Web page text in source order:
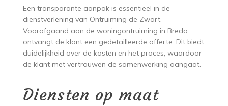
Een transparante aanpak is essentieel in de
dienstverlening van Ontruiming de Zwart.
Voorafgaand aan de woningontruiming in Breda
ontvangt de klant een gedetailleerde offerte. Dit biedt
duidelijkheid over de kosten en het proces, waardoor
de klant met vertrouwen de samenwerking aangaat.
Diensten op maat